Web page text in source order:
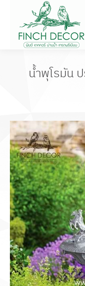
น้ำพุโรมัน